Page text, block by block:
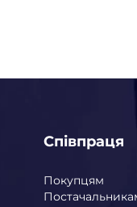
Співпраця
Покупцям